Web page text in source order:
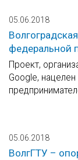
05.06.2018
федеральной
Проект,
Google,
05.06.2018
ВолгГТУ –